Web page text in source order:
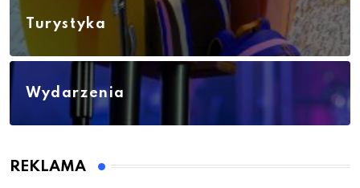
Turystyka
Wydarzenia
REKLAMA